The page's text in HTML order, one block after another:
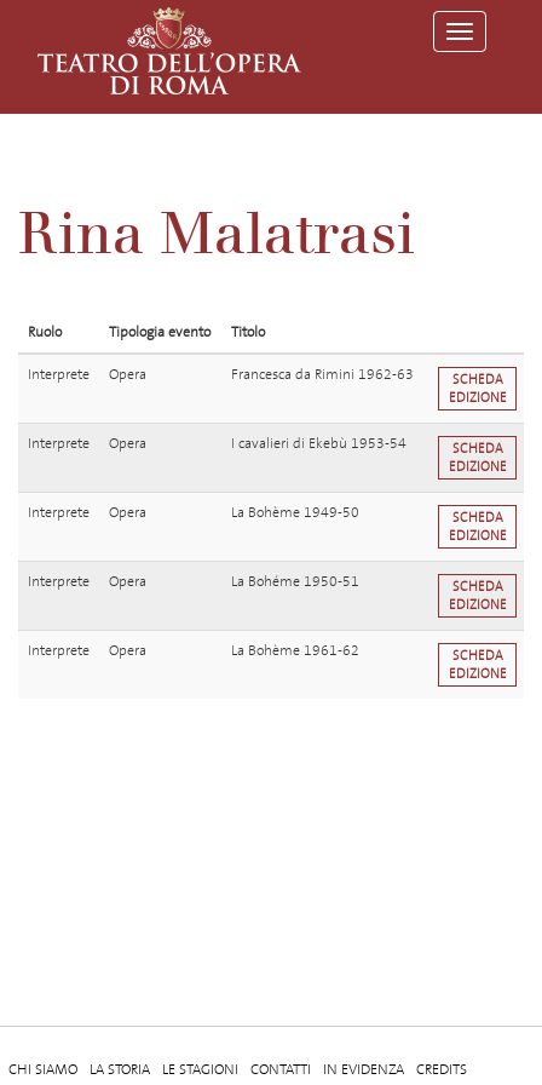
T
o
l
Rina Malatrasi
Ruolo Tipologia evento Titolo
Interprete Opera Francesca da Rimini 1962-63
SCHEDA
EDIZIONE
Interprete Opera I cavalieri di Ekebù 1953-54
SCHEDA
EDIZIONE
Interprete Opera La Bohème 1949-50
SCHEDA
EDIZIONE
Interprete Opera La Bohéme 1950-51
SCHEDA
EDIZIONE
Interprete Opera La Bohème 1961-62
SCHEDA
EDIZIONE
CHI SIAMO LA STORIA LE STAGIONI CONTATTI IN EVIDENZA CREDITS